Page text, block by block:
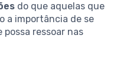
do que aquelas que
a importância de se
ressoar nas